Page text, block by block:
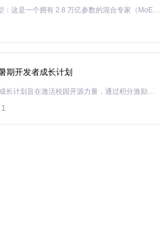
Capsule -BackupPath
Kimi K3 是Kimi能力最强的模型：这是一个拥有 2.8 万亿参数的混合专家（MoE）模型，具备原生视觉理解能力，并支持 100 万 token 的上下文窗口。
期开发者成长计划
「源启盛夏」暑期校园开发者成长计划旨在激活校园开源力量，通过积分激励、认证扶持、资源倾斜等形式，引导高校组织和开发者完成「入驻 — 建项目 — 做贡献 — 获认证 — 得资源」的完整闭环。无论你是想带领社团入驻平台的组织者，还是希望用代码贡献证明自己的开发者，都能在这里找到属于你的成长路径。
1